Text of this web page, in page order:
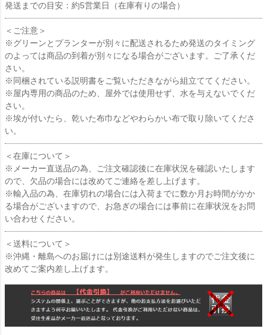
発送までの目安：約5営業日（在庫有りの場合）
＜ご注意＞
※グリーンとプランターが別々に配送されるため発送のタイミング
のよっては商品の到着が別々になる場合がございます。ご了承くだ
さい。
※同梱されている説明書をご覧いただきながら組立ててください。
※屋内専用の商品のため、屋外では使用せず、水を与えないでくだ
さい。
※埃が付いたら、乾いた布巾などやわらかい布で取り除いてくださ
い。
＜在庫について＞
※メーカー直送品の為、ご注文確認後に在庫状況を確認いたします
ので、欠品の場合には改めてご連絡を差し上げます。
※輸入品の為、在庫切れの場合には入荷までに数か月お時間がかか
る場合がございますので、お急ぎの場合には事前に在庫状況をお問
い合わせください。
＜送料について＞
※沖縄・離島へのお届けには別途送料が発生しますのでご注文後に
改めてご案内差し上げます。